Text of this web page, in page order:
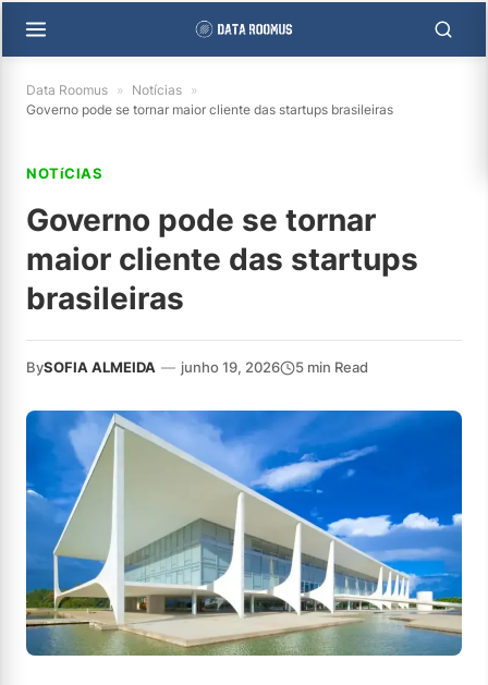
Data Roomus » Notícias »
Governo pode se tornar maior cliente das startups brasileiras
NOTíCIAS
Governo pode se tornar
maior cliente das startups
brasileiras
BySOFIA ALMEIDA — junho 19, 2026 5 min Read